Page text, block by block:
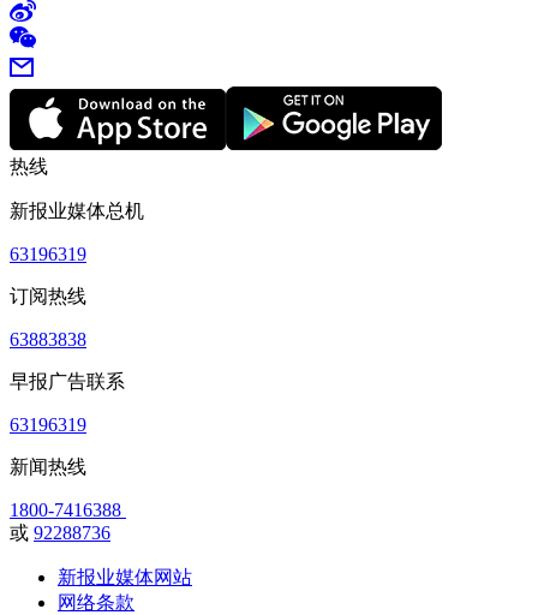
热线
新报业媒体总机
63196319
订阅热线
63883838
早报广告联系
63196319
新闻热线
1800-7416388
或 92288736
新报业媒体网站
网络条款